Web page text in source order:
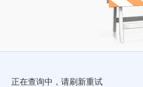
正在查询中，请刷新重试